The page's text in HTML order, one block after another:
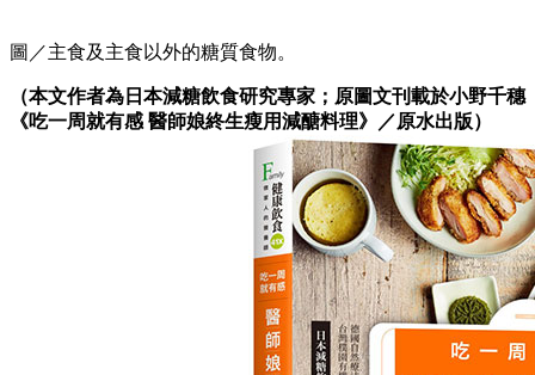
圖／主食及主食以外的糖質食物。
（本文作者為日本減糖飲食研究專家；原圖文刊載於小野千穗
《吃一周就有感 醫師娘終生瘦用減醣料理》／原水出版）